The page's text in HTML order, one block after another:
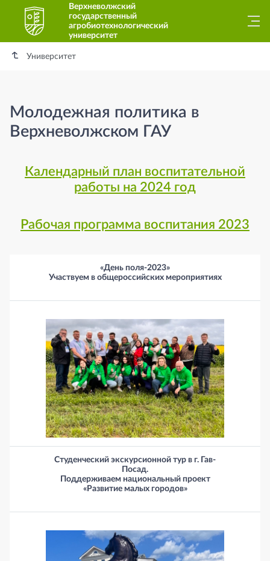
Верхневолжский
государственный
агробиотехнологический
университет
Университет
Молодежная политика в
Верхневолжском ГАУ
Календарный план воспитательной
работы на 2024 год
Рабочая программа воспитания 2023
«День поля-2023»
Участвуем в общероссийских мероприятиях
Студенческий экскурсионной тур в г. Гав-
Посад.
Поддерживаем национальный проект
«Развитие малых городов»